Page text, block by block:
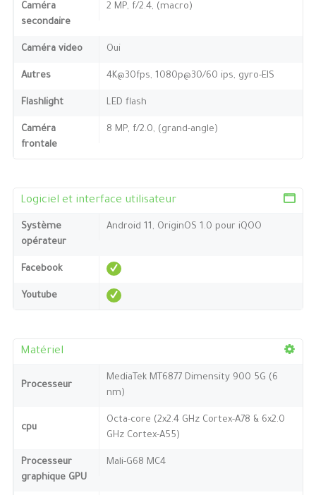
Caméra
secondaire
2 MP, f/2.4, (macro)
Caméra video Oui
Autres 4K@30fps, 1080p@30/60 ips, gyro-EIS
Flashlight LED flash
Caméra
frontale
8 MP, f/2.0, (grand-angle)
Logiciel et interface utilisateur
Système
opérateur
Android 11, OriginOS 1.0 pour iQOO
Facebook
Youtube
Matériel
Processeur
MediaTek MT6877 Dimensity 900 5G (6
nm)
cpu
Octa-core (2x2.4 GHz Cortex-A78 & 6x2.0
GHz Cortex-A55)
Processeur
graphique GPU
Mali-G68 MC4